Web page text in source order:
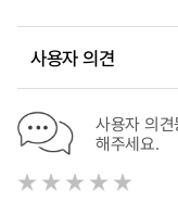
Between
사용자 의견
사용자 의
해주세요.